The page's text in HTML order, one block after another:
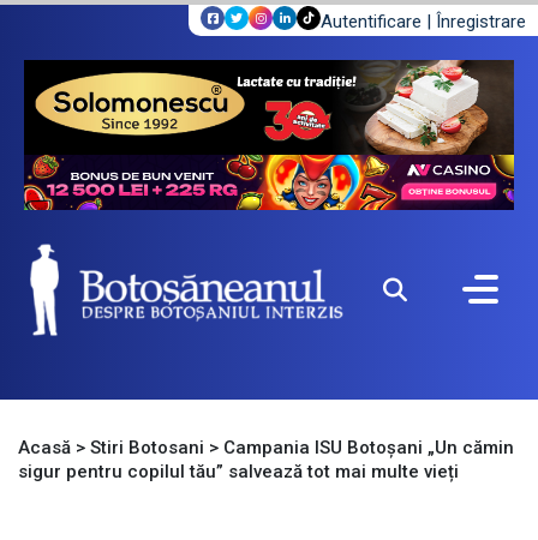
Autentificare | Înregistrare
Acasă > Stiri Botosani > Campania ISU Botoșani „Un cămin
sigur pentru copilul tău” salvează tot mai multe vieți